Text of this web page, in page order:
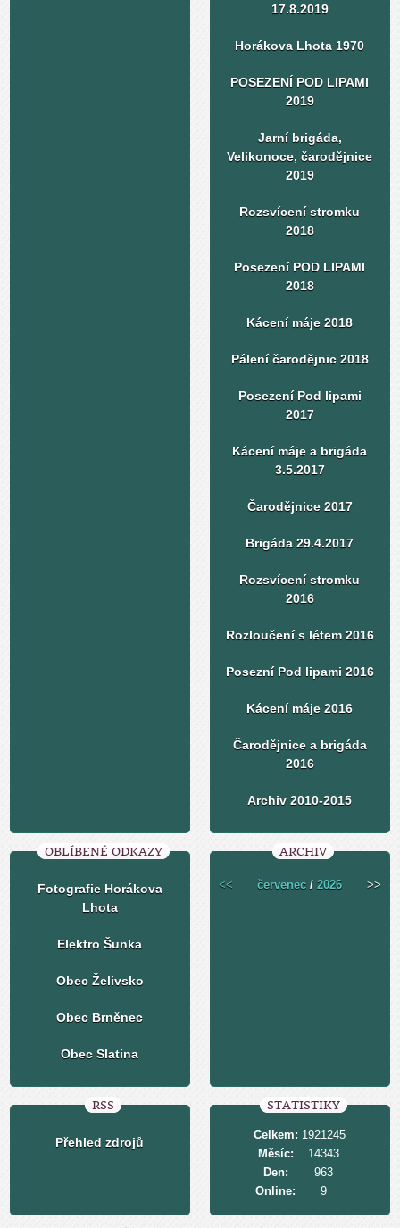
17.8.2019
Horákova Lhota 1970
POSEZENÍ POD LIPAMI
2019
Jarní brigáda,
Velikonoce, čarodějnice
2019
Rozsvícení stromku
2018
Posezení POD LIPAMI
2018
Kácení máje 2018
Pálení čarodějnic 2018
Posezení Pod lipami
2017
Kácení máje a brigáda
3.5.2017
Čarodějnice 2017
Brigáda 29.4.2017
Rozsvícení stromku
2016
Rozloučení s létem 2016
Posezní Pod lipami 2016
Kácení máje 2016
Čarodějnice a brigáda
2016
Archiv 2010-2015
OBLÍBENÉ ODKAZY
Fotografie Horákova
Lhota
Elektro Šunka
Obec Želivsko
Obec Brněnec
Obec Slatina
ARCHIV
<< červenec /2026 >>
RSS
Přehled zdrojů
STATISTIKY
Online: 9
Celkem: 1921245
Měsíc:
14343
Den:
963